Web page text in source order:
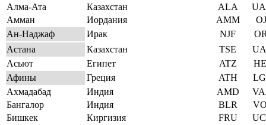
Алма-Ата
Казахстан ALA
Амман
Иордания AMM
Ан-Наджаф
Ирак NJF
Астана
Казахстан TSE
Асьют
Египет ATZ
Афины
Греция ATH
Ахмадабад
Индия AMD
Бангалор
Индия BLR
Бишкек
Киргизия FRU